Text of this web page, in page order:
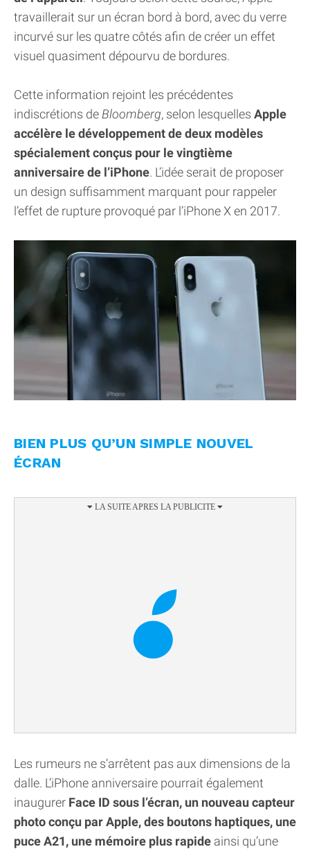
travaillerait sur un écran bord à bord, avec du verre
incurvé sur les quatre côtés afin de créer un effet
visuel quasiment dépourvu de bordures.
Cette information rejoint les précédentes
indiscrétions de Bloomberg, selon lesquelles Apple
accélère le développement de deux modèles
spécialement conçus pour le vingtième
anniversaire de l’iPhone. L’idée serait de proposer
un design suffisamment marquant pour rappeler
l’effet de rupture provoqué par l’iPhone X en 2017.
BIEN PLUS QU’UN SIMPLE NOUVEL
ÉCRAN
Les rumeurs ne s’arrêtent pas aux dimensions de la
dalle. L’iPhone anniversaire pourrait également
inaugurer Face ID sous l’écran, un nouveau capteur
photo conçu par Apple, des boutons haptiques, une
puce A21, une mémoire plus rapide ainsi qu’une